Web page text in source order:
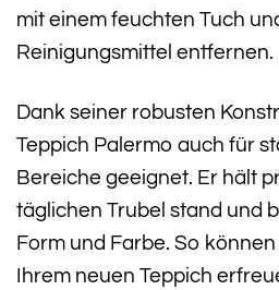
mit einem feuchten Tuch
Reinigungsmittel entfernen.
Dank seiner robusten
Teppich Palermo auch für
Bereiche geeignet. Er hält
täglichen Trubel stand und
Form und Farbe. So
Ihrem neuen Teppich